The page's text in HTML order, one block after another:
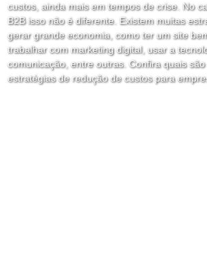
custos, ainda mais em tempos de crise. No
B2B isso não é diferente. Existem muitas
gerar grande economia, como ter um site
trabalhar com marketing digital, usar a
comunicação, entre outras. Confira quais
estratégias de redução de custos para